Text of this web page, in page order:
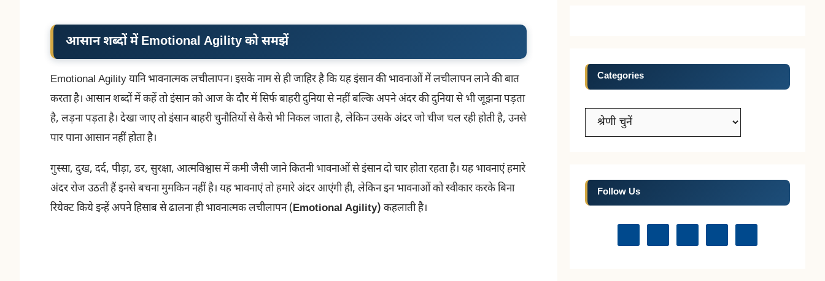
आसान शब्दों में Emotional Agility को समझें
Emotional Agility यानि भावनात्मक लचीलापन। इसके नाम से ही जाहिर है कि यह इंसान की भावनाओं में लचीलापन लाने की बात
करता है। आसान शब्दों में कहें तो इंसान को आज के दौर में सिर्फ बाहरी दुनिया से नहीं बल्कि अपने अंदर की दुनिया से भी जूझना पड़ता
है, लड़ना पड़ता है। देखा जाए तो इंसान बाहरी चुनौतियों से कैसे भी निकल जाता है, लेकिन उसके अंदर जो चीज चल रही होती है, उनसे
पार पाना आसान नहीं होता है।
गुस्सा, दुख, दर्द, पीड़ा, डर, सुरक्षा, आत्मविश्वास में कमी जैसी जाने कितनी भावनाओं से इंसान दो चार होता रहता है। यह भावनाएं हमारे
अंदर रोज उठती हैं इनसे बचना मुमकिन नहीं है। यह भावनाएं तो हमारे अंदर आएंगी ही, लेकिन इन भावनाओं को स्वीकार करके बिना
रियेक्ट किये इन्हें अपने हिसाब से ढालना ही भावनात्मक लचीलापन (Emotional Agility) कहलाती है।
Categories
Categories
Follow Us